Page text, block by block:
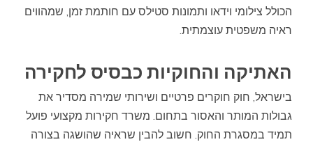
הכולל צילומי וידאו ותמונות סטילס עם חותמת זמן, שמהווים
ראיה משפטית עוצמתית.
האתיקה והחוקיות כבסיס לחקירה
בישראל, חוק חוקרים פרטיים ושירותי שמירה מסדיר את
גבולות המותר והאסור בתחום. משרד חקירות מקצועי פועל
תמיד במסגרת החוק. חשוב להבין שראיה שהושגה בצורה